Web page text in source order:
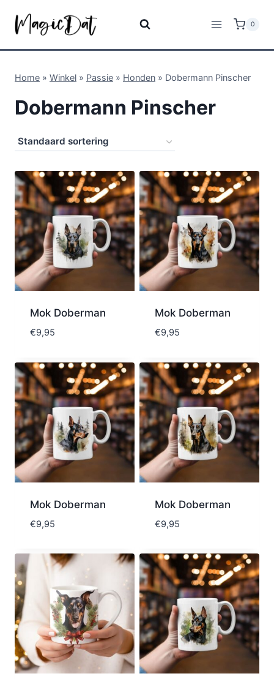
0
Home » Winkel » Passie » Honden » Dobermann Pinscher
Dobermann Pinscher
Mok Doberman
€9,95
Mok Doberman
€9,95
Mok Doberman
€9,95
Mok Doberman
€9,95